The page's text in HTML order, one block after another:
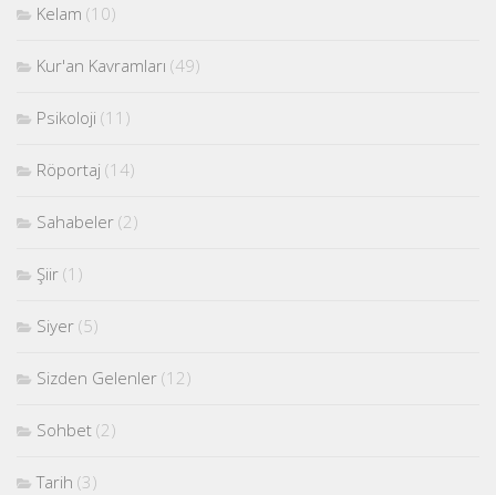
Kelam (10)
Kur'an Kavramları (49)
Psikoloji (11)
Röportaj (14)
Sahabeler (2)
Şiir (1)
Siyer (5)
Sizden Gelenler (12)
Sohbet (2)
Tarih (3)